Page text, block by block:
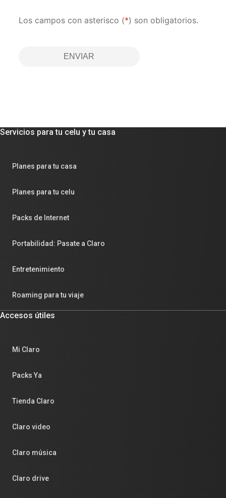
Los campos con asterisco (*) son obligatorios.
ENVIAR
Servicios para tu celu y tu casa
Planes para tu casa
Planes para tu celu
Packs de Internet
Portabilidad: Pasate a Claro
Entretenimiento
Roaming para tu viaje
Accesos útiles
Mi Claro
Packs Ya
Tienda Claro
Claro video
Claro música
Claro drive